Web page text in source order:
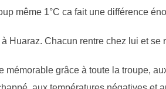
même 1°C ca fait une différence
Huaraz. Chacun rentre chez lui et se
mémorable grâce à toute la troupe,